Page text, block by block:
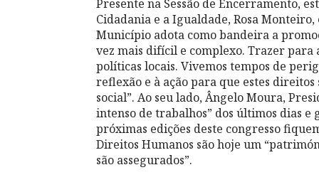
Presente na Sessão de Encerramento,
Cidadania e a Igualdade, Rosa
Município adota como bandeira a
vez mais difícil e complexo. Trazer
políticas locais. Vivemos tempos de
reflexão e à ação para que estes
social”. Ao seu lado, Ângelo Moura,
intenso de trabalhos” dos últimos dias
próximas edições deste congresso
Direitos Humanos são hoje um
são assegurados”.